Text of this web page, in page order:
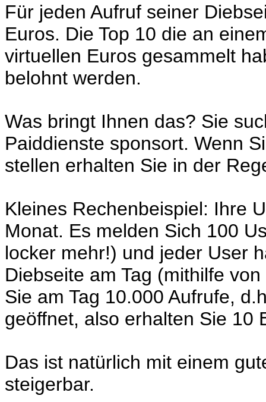
Für jeden Aufruf seiner
Euros. Die Top 10 die an
virtuellen Euros gesammelt
belohnt werden.
Was bringt Ihnen das? Sie
Paiddienste sponsort. Wenn
stellen erhalten Sie in der
Kleines Rechenbeispiel: Ihre
Monat. Es melden Sich 100
locker mehr!) und jeder User
Diebseite am Tag (mithilfe
Sie am Tag 10.000 Aufrufe,
geöffnet, also erhalten Sie 10
Das ist natürlich mit einem
steigerbar.